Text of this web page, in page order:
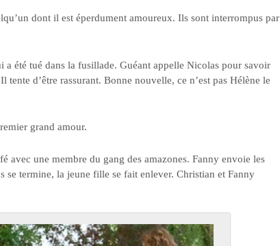
dont il est éperdument amoureux. Ils sont interrompus par
a été tué dans la fusillade. Guéant appelle Nicolas pour savoir
d’être rassurant. Bonne nouvelle, ce n’est pas Hélène le
grand amour.
avec une membre du gang des amazones. Fanny envoie les
se termine, la jeune fille se fait enlever. Christian et Fanny